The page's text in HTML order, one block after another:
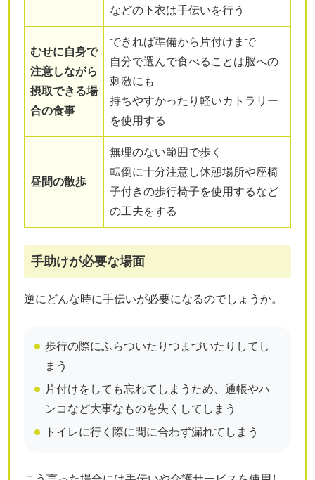
などの下衣は手伝いを行う
むせに自身で
注意しながら
摂取できる場
合の食事
できれば準備から片付けまで
自分で選んで食べることは脳への
刺激にも
持ちやすかったり軽いカトラリー
を使用する
昼間の散歩
無理のない範囲で歩く
転倒に十分注意し休憩場所や座椅
子付きの歩行椅子を使用するなど
の工夫をする
手助けが必要な場面
逆にどんな時に手伝いが必要になるのでしょうか。
歩行の際にふらついたりつまづいたりしてし
まう
片付けをしても忘れてしまうため、通帳やハ
ンコなど大事なものを失くしてしまう
トイレに行く際に間に合わず漏れてしまう